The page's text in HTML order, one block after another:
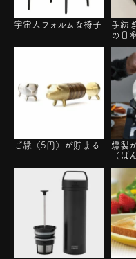
宇宙人フォルムな椅子
手紡
の日
ご縁（5円）が貯まる
燻製
（ば